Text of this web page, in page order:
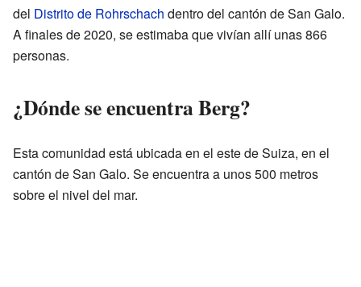
del Distrito de Rohrschach dentro del cantón de San Galo.
A finales de 2020, se estimaba que vivían allí unas 866
personas.
¿Dónde se encuentra Berg?
Esta comunidad está ubicada en el este de Suiza, en el
cantón de San Galo. Se encuentra a unos 500 metros
sobre el nivel del mar.